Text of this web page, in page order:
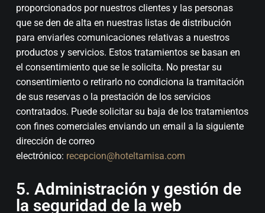
proporcionados por nuestros clientes y las personas
que se den de alta en nuestras listas de distribución
para enviarles comunicaciones relativas a nuestros
productos y servicios. Estos tratamientos se basan en
el consentimiento que se le solicita. No prestar su
consentimiento o retirarlo no condiciona la tramitación
de sus reservas o la prestación de los servicios
contratados. Puede solicitar su baja de los tratamientos
con fines comerciales enviando un email a la siguiente
dirección de correo
electrónico: recepcion@hoteltamisa.com
5. Administración y gestión de
la seguridad de la web